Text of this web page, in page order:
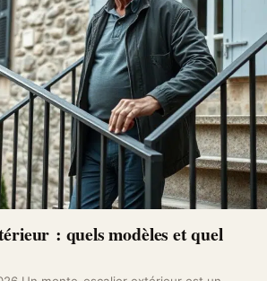
: quels modèles et quel